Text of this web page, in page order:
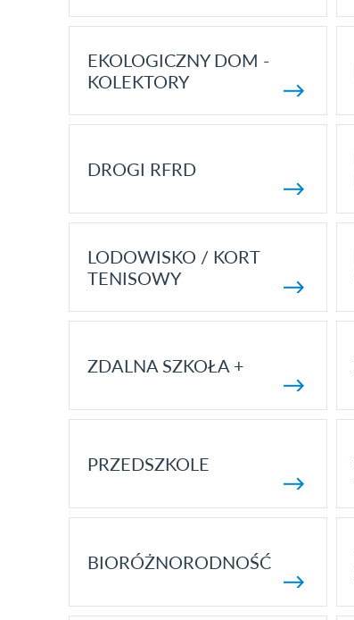
EKOLOGICZNY DOM -
KOLEKTORY
DROGI RFRD
LODOWISKO / KORT
TENISOWY
ZDALNA SZKOŁA +
PRZEDSZKOLE
BIORÓŻNORODNOŚĆ